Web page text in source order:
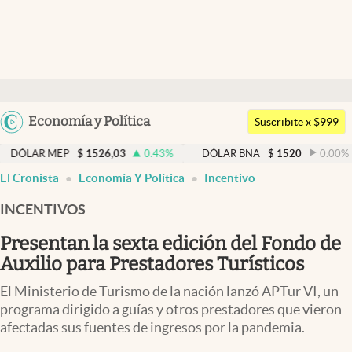
Argentina
Uruguay
Economía y Política
Members
Economía y Política
Finanzas y Mercados
Mercados Online
Negocios
Columnistas
Apertura
Suscribite x $999
$ 1526,03 0.43% DÓLAR BNA $ 1520 0.00%
El Cronista Economía Y Política Incentivo
INCENTIVOS
Presentan la sexta edición del Fondo de
Auxilio para Prestadores Turísticos
El Ministerio de Turismo de la nación lanzó APTur VI, un
programa dirigido a guías y otros prestadores que vieron
afectadas sus fuentes de ingresos por la pandemia.